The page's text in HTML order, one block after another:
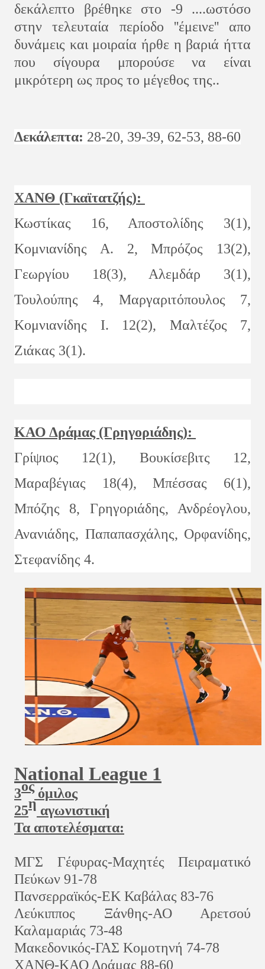
δεκάλεπτο βρέθηκε στο -9 ....ωστόσο
στην τελευταία περίοδο ''έμεινε'' απο
δυνάμεις και μοιραία ήρθε η βαριά ήττα
που σίγουρα μπορούσε να είναι
μικρότερη ως προς το μέγεθος της..
Δεκάλεπτα: 28-20, 39-39, 62-53, 88-60
ΧΑΝΘ (Γκαϊτατζής):
Κωστίκας 16, Αποστολίδης 3(1),
Κομνιανίδης Α. 2, Μπρόζος 13(2),
Γεωργίου 18(3), Αλεμδάρ 3(1),
Τουλούπης 4, Μαργαριτόπουλος 7,
Κομνιανίδης Ι. 12(2), Μαλτέζος 7,
Ζιάκας 3(1).
ΚΑΟ Δράμας (Γρηγοριάδης):
Γρίψιος 12(1), Βουκίσεβιτς 12,
Μαραβέγιας 18(4), Μπέσσας 6(1),
Μπόζης 8, Γρηγοριάδης, Ανδρέογλου,
Ανανιάδης, Παπαπασχάλης, Ορφανίδης,
Στεφανίδης 4.
National League 1
3οςόμιλος
25η αγωνιστική
Τα αποτελέσματα:
ΜΓΣ Γέφυρας-Μαχητές Πειραματικό
Πεύκων 91-78
Πανσερραϊκός-ΕΚ Καβάλας 83-76
Λεύκιππος Ξάνθης-ΑΟ Αρετσού
Καλαμαριάς 73-48
Μακεδονικός-ΓΑΣ Κομοτηνή 74-78
ΧΑΝΘ-ΚΑΟ Δράμας 88-60